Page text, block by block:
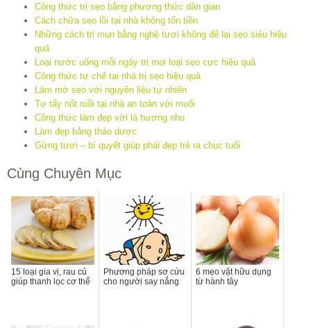
Công thức trị sẹo bằng phương thức dân gian
Cách chữa sẹo lồi tại nhà không tốn tiền
Những cách trị mụn bằng nghệ tươi không để lại sẹo siêu hiệu
quả
Loại nước uống mỗi ngày trị mọi loại sẹo cực hiệu quả
Công thức tự chế tại nhà trị sẹo hiệu quả
Làm mờ sẹo với nguyên liệu tự nhiên
Tự tẩy nốt ruồi tại nhà an toàn với muối
Công thức làm đẹp với lá hương nhu
Làm đẹp bằng thảo dược
Gừng tươi – bí quyết giúp phái đẹp trẻ ra chục tuổi
Cùng Chuyên Mục
15 loại gia vị, rau củ
giúp thanh lọc cơ thể
Phương pháp sơ cứu
cho người say nắng
6 mẹo vặt hữu dụng
từ hành tây